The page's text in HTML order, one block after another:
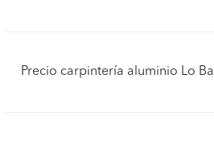
Precio carpintería aluminio Lo